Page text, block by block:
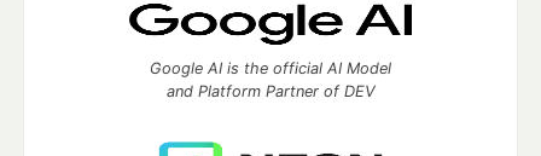
Google AI is the official AI Model
and Platform Partner of DEV